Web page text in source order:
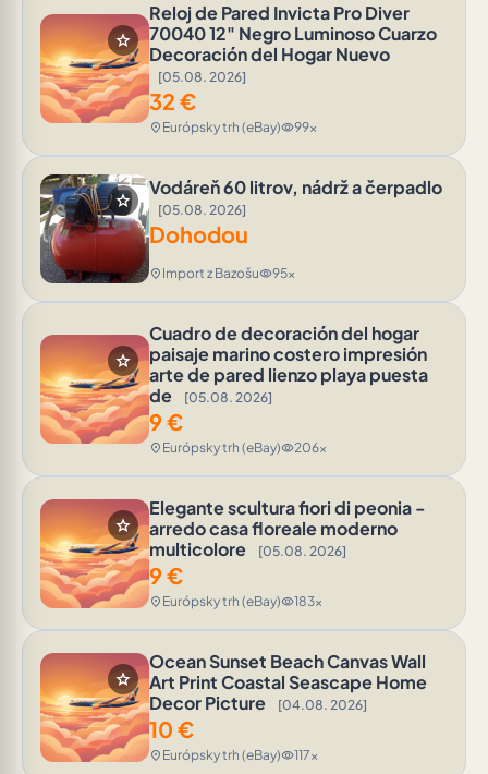
star
Reloj de Pared Invicta Pro Diver
70040 12" Negro Luminoso Cuarzo
Decoración del Hogar Nuevo
[05.08. 2026]
32 €
location_on Európsky trh (eBay)visibility99x
star
Vodáreň 60 litrov, nádrž a čerpadlo
[05.08. 2026]
Dohodou
location_on Import z Bazošuvisibility95x
star
Cuadro de decoración del hogar
paisaje marino costero impresión
arte de pared lienzo playa puesta
de
[05.08. 2026]
9€
location_on Európsky trh (eBay)visibility206x
star
Elegante scultura fiori di peonia -
arredo casa floreale moderno
multicolore
[05.08. 2026]
9€
location_on Európsky trh (eBay)visibility183x
star
Ocean Sunset Beach Canvas Wall
Art Print Coastal Seascape Home
Decor Picture
[04.08. 2026]
10 €
location_on Európsky trh (eBay)visibility117x